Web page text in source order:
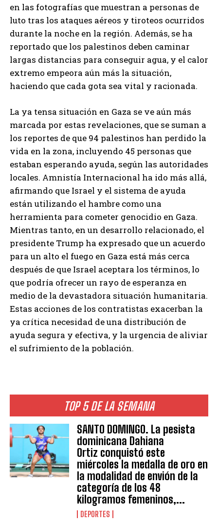
TOP 5 DE LA SEMANA
SANTO DOMINGO. La pesista
dominicana Dahiana
Ortiz conquistó este
miércoles la medalla de oro en
la modalidad de envión de la
categoría de los 48
kilogramos femeninos,...
DEPORTES
en las fotografías que muestran a personas de
luto tras los ataques aéreos y tiroteos ocurridos
durante la noche en la región. Además, se ha
reportado que los palestinos deben caminar
largas distancias para conseguir agua, y el calor
extremo empeora aún más la situación,
haciendo que cada gota sea vital y racionada.
La ya tensa situación en Gaza se ve aún más
marcada por estas revelaciones, que se suman a
los reportes de que 94 palestinos han perdido la
vida en la zona, incluyendo 45 personas que
estaban esperando ayuda, según las autoridades
locales. Amnistía Internacional ha ido más allá,
afirmando que Israel y el sistema de ayuda
están utilizando el hambre como una
herramienta para cometer genocidio en Gaza.
Mientras tanto, en un desarrollo relacionado, el
presidente Trump ha expresado que un acuerdo
para un alto el fuego en Gaza está más cerca
después de que Israel aceptara los términos, lo
que podría ofrecer un rayo de esperanza en
medio de la devastadora situación humanitaria.
Estas acciones de los contratistas exacerban la
ya crítica necesidad de una distribución de
ayuda segura y efectiva, y la urgencia de aliviar
el sufrimiento de la población.